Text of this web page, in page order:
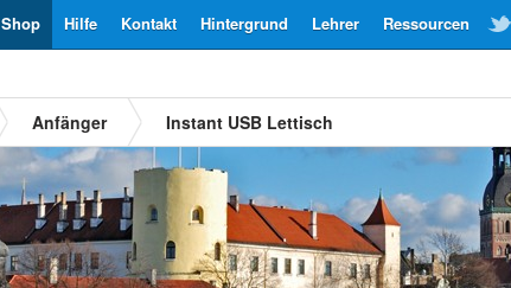
Ressourcen
Lehrer
Hintergrund
Kontakt
Hilfe
Shop
Anfänger Instant USB Lettisch